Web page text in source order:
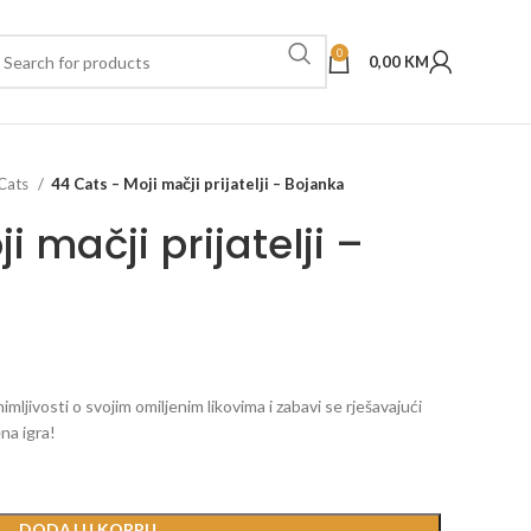
0 0,00 KM
44 Cats – Moji mačji prijatelji – Bojanka
mačji prijatelji –
o svojim omiljenim likovima i zabavi se rješavajući
igra!